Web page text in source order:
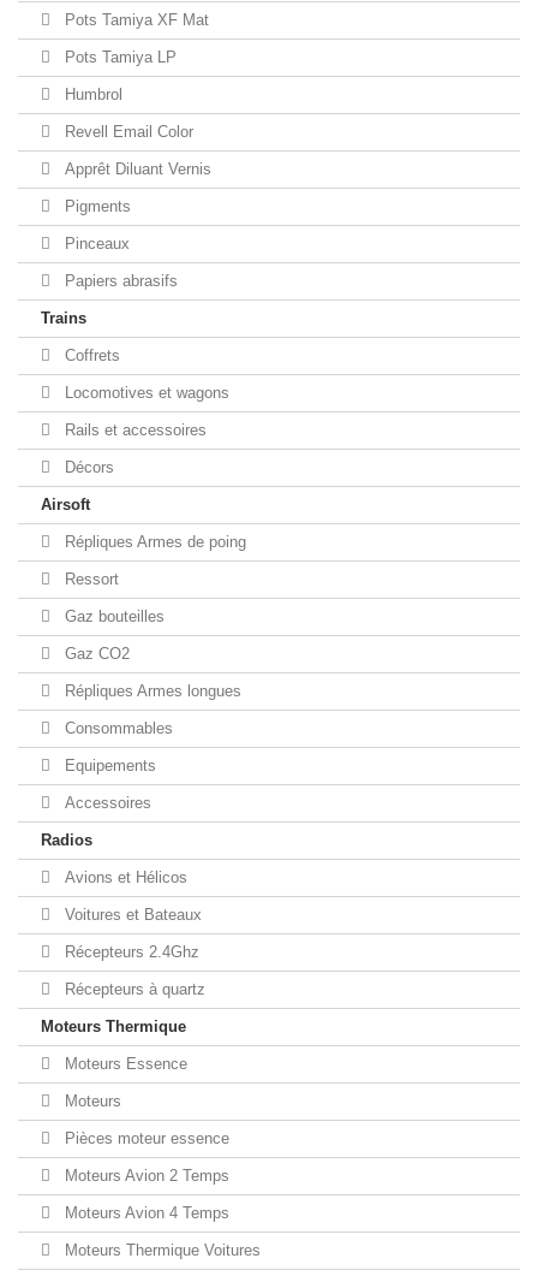
Pots Tamiya XF Mat
Pots Tamiya LP
Humbrol
Revell Email Color
Apprêt Diluant Vernis
Pigments
Pinceaux
Papiers abrasifs
Trains
Coffrets
Locomotives et wagons
Rails et accessoires
Décors
Airsoft
Répliques Armes de poing
Ressort
Gaz bouteilles
Gaz CO2
Répliques Armes longues
Consommables
Equipements
Accessoires
Radios
Avions et Hélicos
Voitures et Bateaux
Récepteurs 2.4Ghz
Récepteurs à quartz
Moteurs Thermique
Moteurs Essence
Moteurs
Pièces moteur essence
Moteurs Avion 2 Temps
Moteurs Avion 4 Temps
Moteurs Thermique Voitures